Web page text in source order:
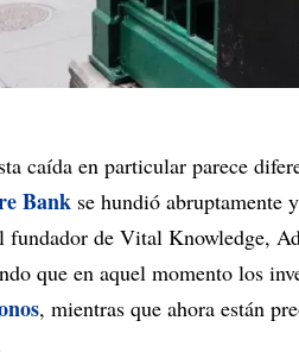
caída en particular parece
Bank se hundió abruptamente
fundador de Vital Knowledge,
que en aquel momento los
, mientras que ahora están